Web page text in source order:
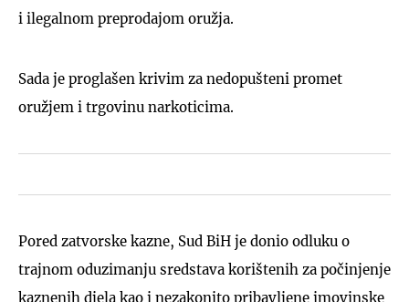
i ilegalnom preprodajom oružja.
Sada je proglašen krivim za nedopušteni promet
oružjem i trgovinu narkoticima.
Pored zatvorske kazne, Sud BiH je donio odluku o
trajnom oduzimanju sredstava korištenih za počinjenje
kaznenih djela kao i nezakonito pribavljene imovinske